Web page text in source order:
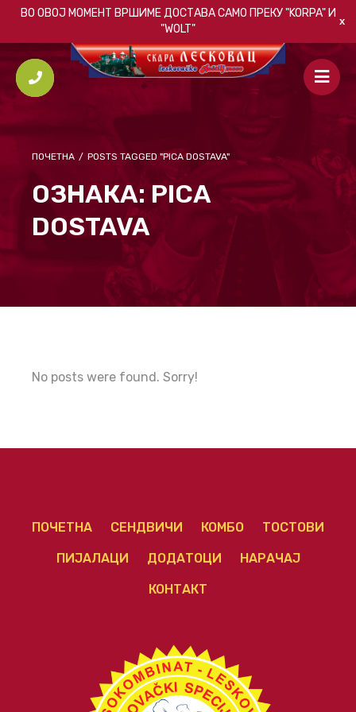
ВО ОВОЈ МОМЕНТ ВРШИМЕ ДОСТАВА САМО ПРЕКУ"KORPA"И
"WOLT"
ПОЧЕТНА / POSTS TAGGED "PICA DOSTAVA"
ОЗНАКА: PICA
DOSTAVA
No posts were found. Sorry!
ПОЧЕТНА СЕНДВИЧИ КОМБО ТОСТОВИ
ПИЈАЛАЦИ ДОДАТОЦИ НАРАЧАЈ
КОНТАКТ